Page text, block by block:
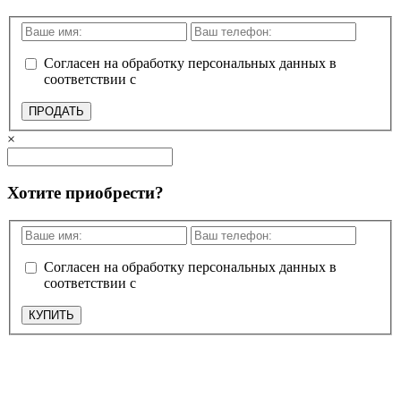
Согласен на обработку персональных данных в
соответствии с
ПРОДАТЬ
×
Хотите приобрести?
Согласен на обработку персональных данных в
соответствии с
КУПИТЬ